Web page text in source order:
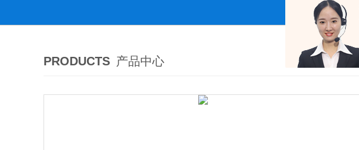
PRODUCTS 产品中心